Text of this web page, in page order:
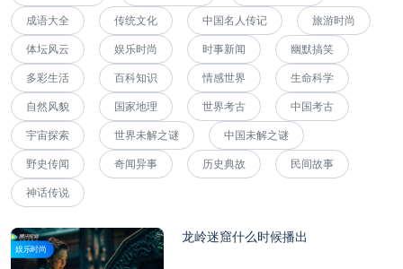
成语大全
传统文化 中国名人传记
旅游时尚
体坛风云
娱乐时尚 时事新闻
幽默搞笑
多彩生活
百科知识 情感世界
生命科学
自然风貌
国家地理 世界考古
中国考古
宇宙探索
世界未解之谜
中国未解之谜
野史传闻
奇闻异事 历史典故
民间故事
神话传说
娱乐时尚
龙岭迷窟什么时候播出